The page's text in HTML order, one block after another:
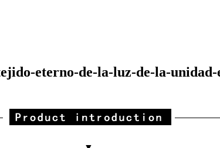
eterno-de-la-luz-de-la-unidad-